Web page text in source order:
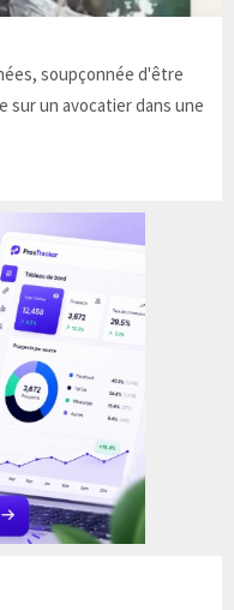
soupçonnée d'être
sur un avocatier dans une